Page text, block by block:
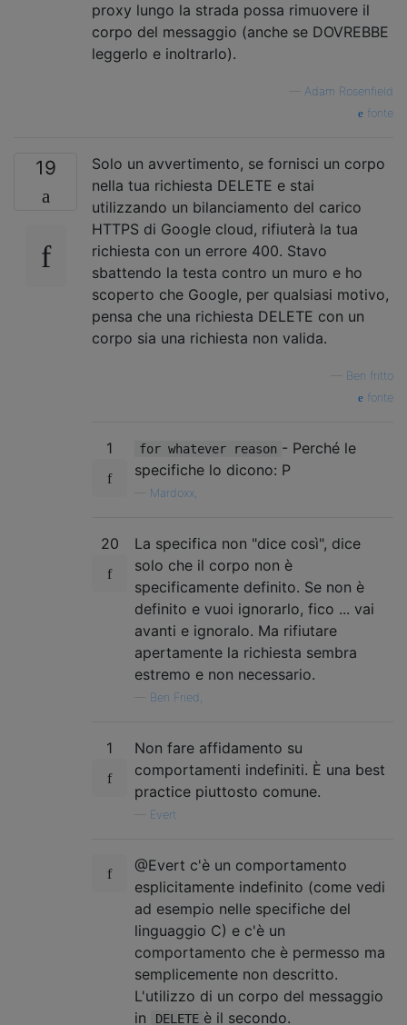
proxy lungo la strada possa rimuovere il
corpo del messaggio (anche se DOVREBBE
leggerlo e inoltrarlo).
Adam Rosenfield
fonte
19
Solo un avvertimento, se fornisci un corpo
nella tua richiesta DELETE e stai
utilizzando un bilanciamento del carico
HTTPS di Google cloud, rifiuterà la tua
richiesta con un errore 400. Stavo
sbattendo la testa contro un muro e ho
scoperto che Google, per qualsiasi motivo,
pensa che una richiesta DELETE con un
corpo sia una richiesta non valida.
Ben fritto
fonte
1 for whatever reason - Perché le
specifiche lo dicono: P
Mardoxx,
20
La specifica non "dice così", dice
solo che il corpo non è
specificamente definito. Se non è
definito e vuoi ignorarlo, fico ... vai
avanti e ignoralo. Ma rifiutare
apertamente la richiesta sembra
estremo e non necessario.
Ben Fried,
1
Non fare affidamento su
comportamenti indefiniti. È una best
practice piuttosto comune.
Evert
@Evert c'è un comportamento
esplicitamente indefinito (come vedi
ad esempio nelle specifiche del
linguaggio C) e c'è un
comportamento che è permesso ma
semplicemente non descritto.
L'utilizzo di un corpo del messaggio
in
DELETE è il secondo.